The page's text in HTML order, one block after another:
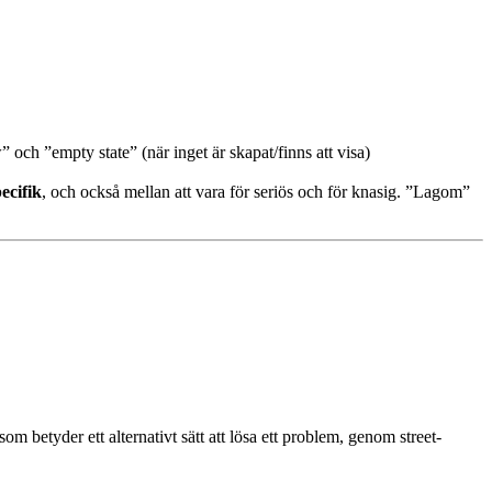
och ”empty state” (när inget är skapat/finns att visa)
, och också mellan att vara för seriös och för knasig. ”Lagom”
betyder ett alternativt sätt att lösa ett problem, genom street-